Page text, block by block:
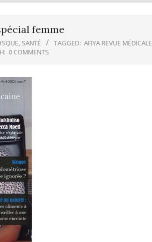
femme
, SANTÉ TAGGED: AFIYA REVUE MÉDICALE
0 COMMENTS